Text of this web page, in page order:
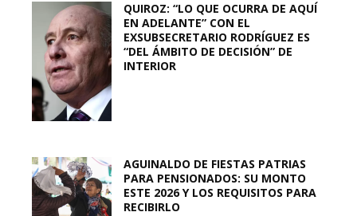
QUIROZ: “LO QUE OCURRA DE AQUÍ
EN ADELANTE” CON EL
EXSUBSECRETARIO RODRÍGUEZ ES
“DEL ÁMBITO DE DECISIÓN” DE
INTERIOR
AGUINALDO DE FIESTAS PATRIAS
PARA PENSIONADOS: SU MONTO
ESTE 2026 Y LOS REQUISITOS PARA
RECIBIRLO